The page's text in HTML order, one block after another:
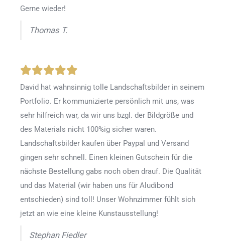
Gerne wieder!
Thomas T.
David hat wahnsinnig tolle Landschaftsbilder in seinem
Portfolio. Er kommunizierte persönlich mit uns, was
sehr hilfreich war, da wir uns bzgl. der Bildgröße und
des Materials nicht 100%ig sicher waren.
Landschaftsbilder kaufen über Paypal und Versand
gingen sehr schnell. Einen kleinen Gutschein für die
nächste Bestellung gabs noch oben drauf. Die Qualität
und das Material (wir haben uns für Aludibond
entschieden) sind toll! Unser Wohnzimmer fühlt sich
jetzt an wie eine kleine Kunstausstellung!
Stephan Fiedler